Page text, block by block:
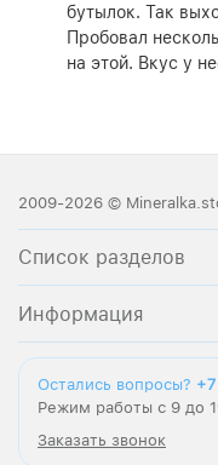
бутылок. Так
Пробовал
на этой. Вкус у
2009-2026 ©
Список разделов
Информация
Остались вопросы?
Режим работы с 9 до
Заказать звонок